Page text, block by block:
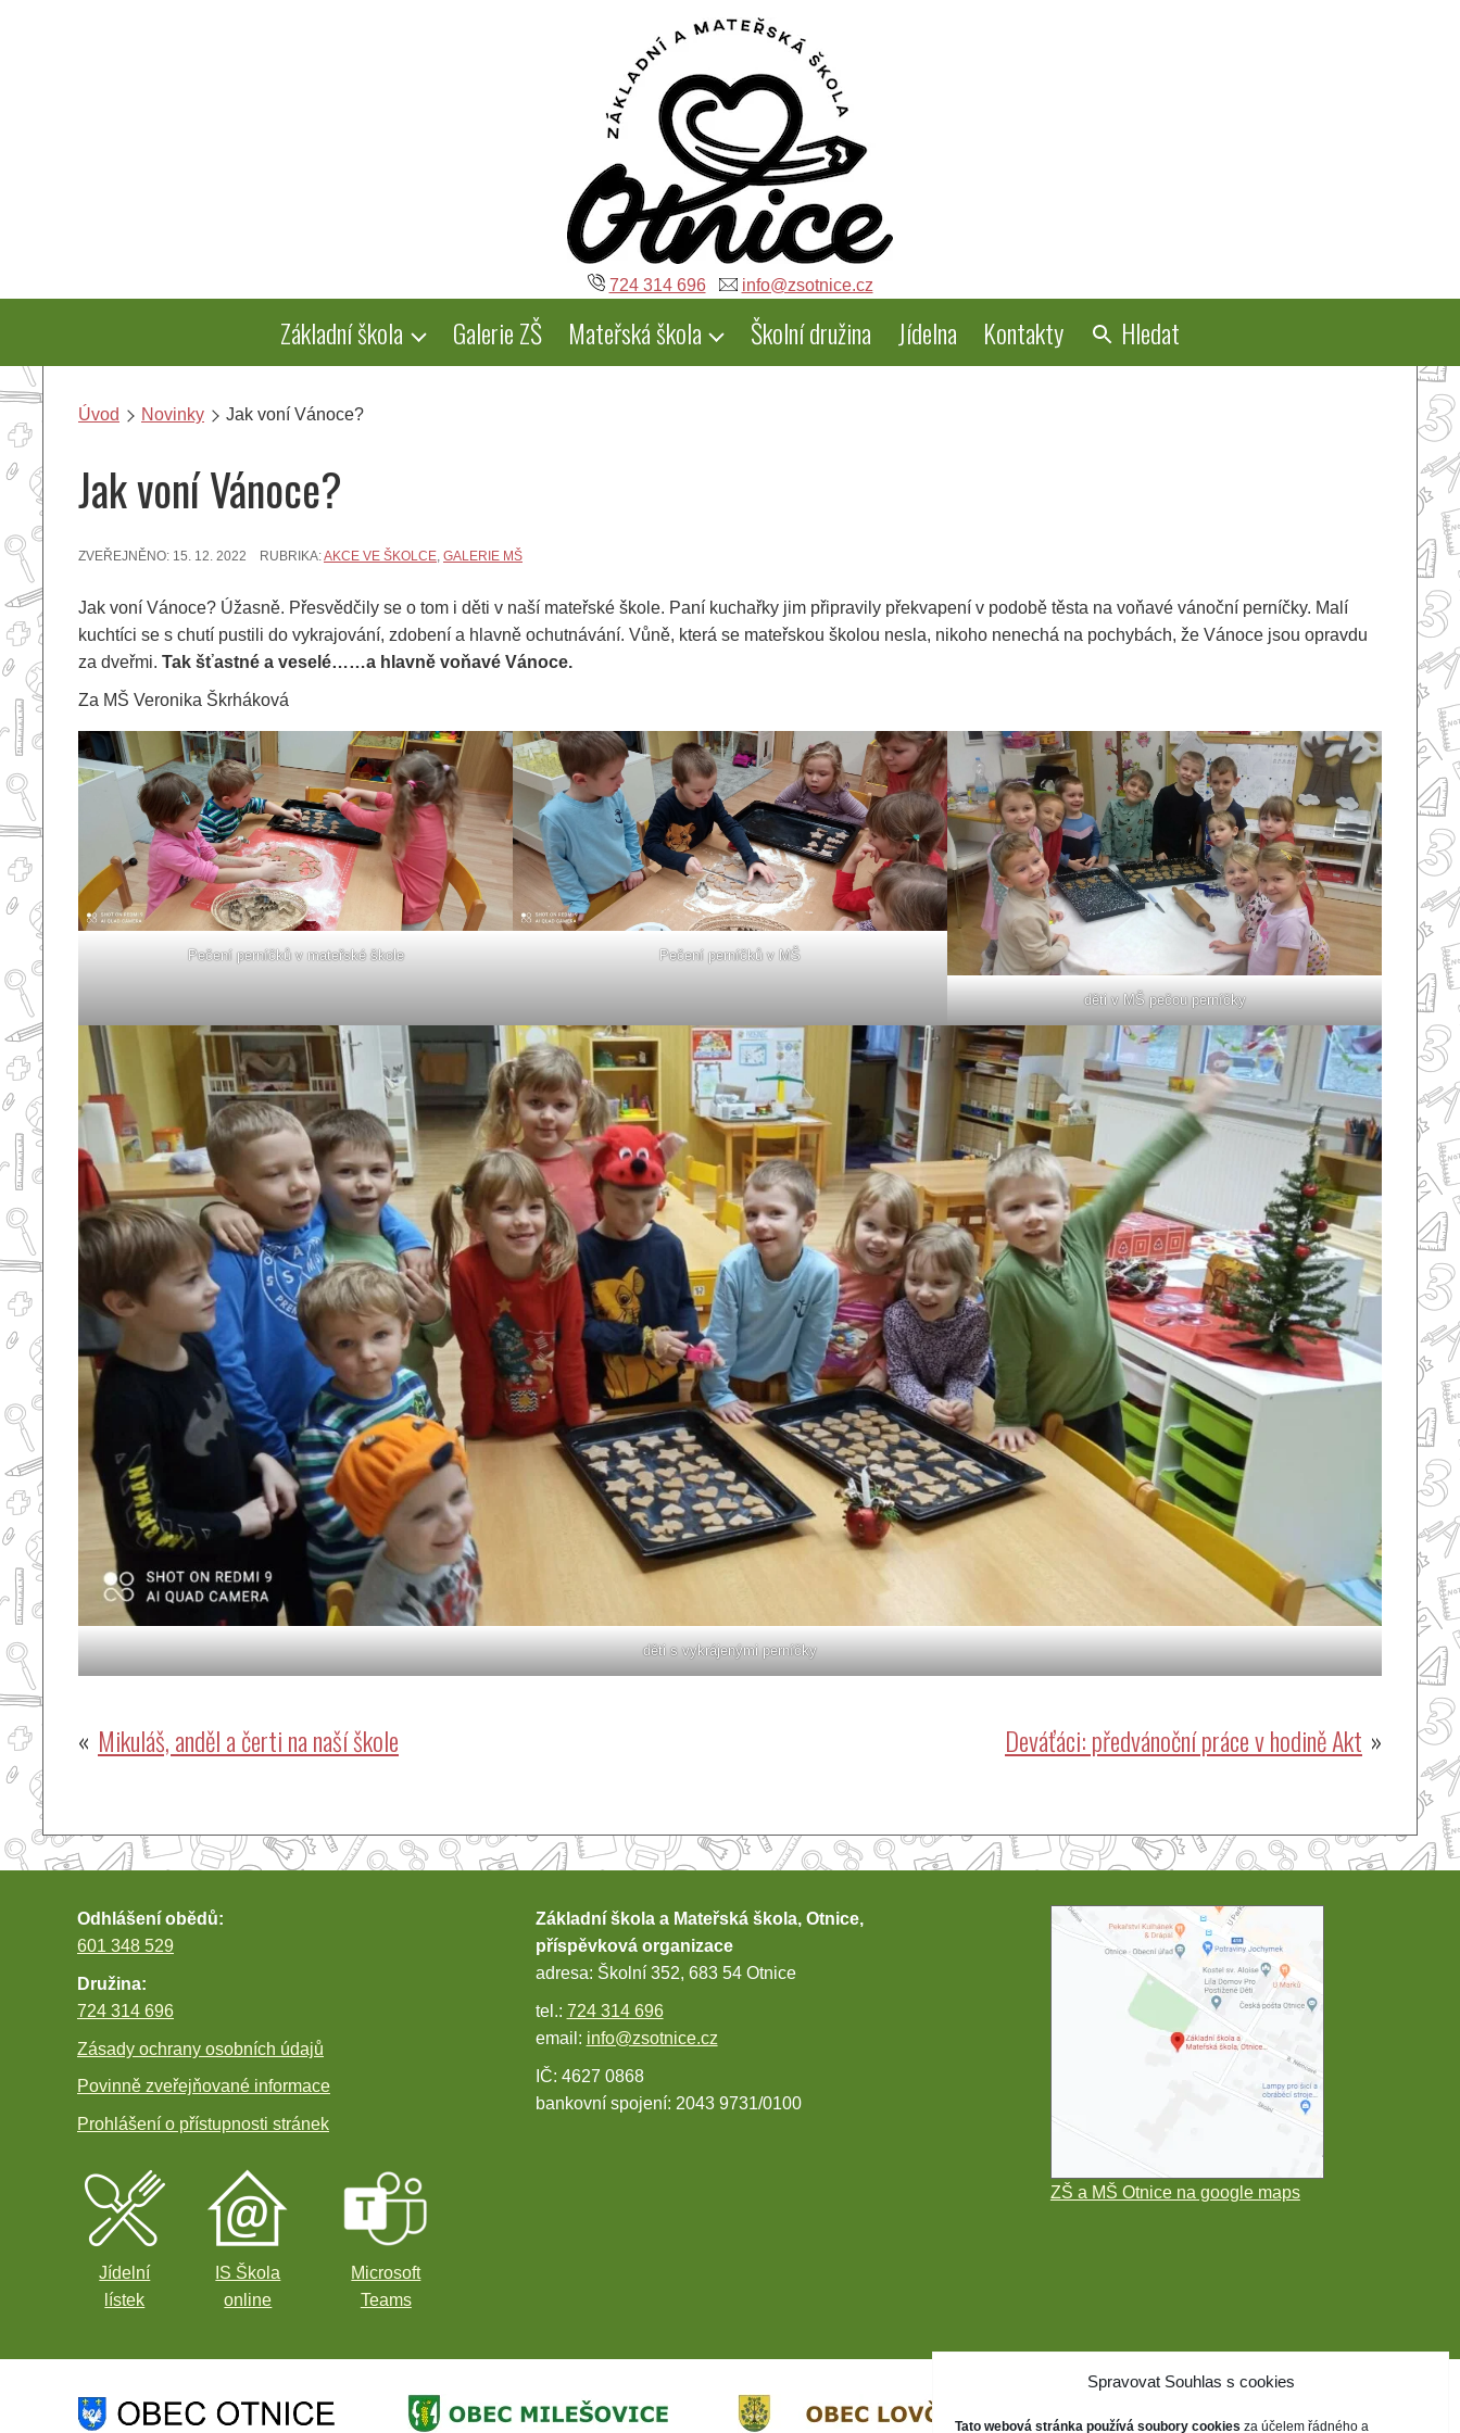
Spravovat Souhlas s cookies
Tato webová stránka používá soubory cookies za účelem řádného a
724 314 696 info@zsotnice.cz
Základní škola Galerie ZŠ Mateřská škola Školní družina Jídelna Kontakty Hledat
Úvod Novinky Jak voní Vánoce?
Jak voní Vánoce?
ZVEŘEJNĚNO: 15. 12. 2022 RUBRIKA:AKCE VE ŠKOLCE, GALERIE MŠ
Jak voní Vánoce? Úžasně. Přesvědčily se o tom i děti v naší mateřské škole. Paní kuchařky jim připravily překvapení v podobě těsta na voňavé vánoční perníčky. Malí
kuchtíci se s chutí pustili do vykrajování, zdobení a hlavně ochutnávání. Vůně, která se mateřskou školou nesla, nikoho nenechá na pochybách, že Vánoce jsou opravdu
za dveřmi. Tak šťastné a veselé……a hlavně voňavé Vánoce.
Za MŠ Veronika Škrháková
Pečení perníčků v mateřské škole Pečení perníčků v MŠ
děti v MŠ pečou perníčky
děti s vykrájenými perníčky
Navigace
příspěvek
Mikuláš, anděl a čerti na naší škole Deváťáci: předvánoční práce v hodině Akt
Odhlášení obědů:
601 348 529
Družina:
724 314 696
Zásady ochrany osobních údajů
Povinně zveřejňované informace
Prohlášení o přístupnosti stránek
Jídelní
lístek
IS Škola
online
Microsoft
Teams
Základní škola a Mateřská škola, Otnice,
příspěvková organizace
adresa: Školní 352, 683 54 Otnice
tel.: 724 314 696
email: info@zsotnice.cz
IČ: 4627 0868
bankovní spojení: 2043 9731/0100
ZŠ a MŠ Otnice na google maps